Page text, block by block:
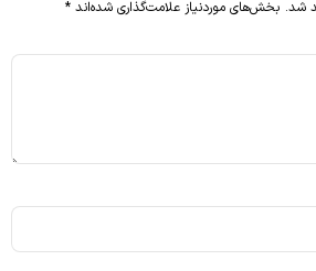
شد. بخش‌های موردنیاز علامت‌گذاری شده‌اند *